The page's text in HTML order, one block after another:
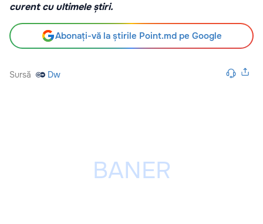
curent cu ultimele știri.
Abonați-vă la știrile Point.md pe Google
Sursă Dw